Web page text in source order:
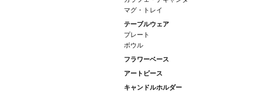
マグ・トレイ
テーブルウェア
プレート
ボウル
フラワーベース
アートピース
キャンドルホルダー